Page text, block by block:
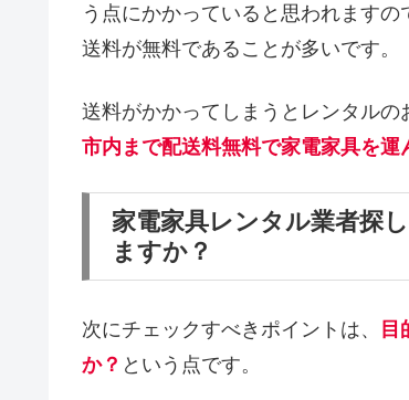
う点にかかっていると思われます
送料が無料であることが多いです。
送料がかかってしまうとレンタルの
市内まで配送料無料で家電家具を運
家電家具レンタル業者探
ますか？
次にチェックすべきポイントは、
目
か？ という点です。